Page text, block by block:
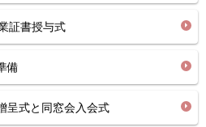
証書授与式
備
式と同窓会入会式